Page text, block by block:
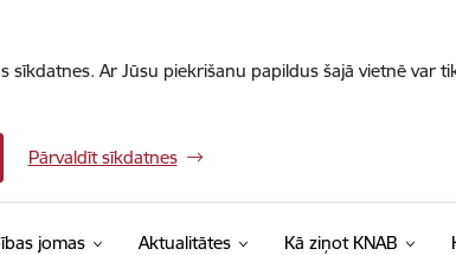
Ar Jūsu piekrišanu papildus šajā vietnē var
Pārvaldīt sīkdatnes
jomas Aktualitātes Kā ziņot KNAB